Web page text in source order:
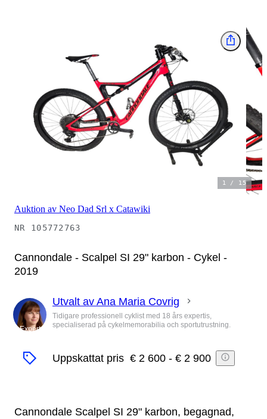
1 / 15
Auktion av Neo Dad Srl x Catawiki
NR 105772763
Cannondale - Scalpel SI 29" karbon - Cykel -
2019
Expert
Utvalt av Ana Maria Covrig
Tidigare professionell cyklist med 18 års expertis,
specialiserad på cykelmemorabilia och sportutrustning.
Uppskattat pris € 2 600 - € 2 900
Cannondale Scalpel SI 29" karbon, begagnad,